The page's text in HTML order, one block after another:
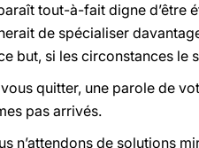
tout-à-fait digne d’être
de spécialiser
but, si les circonstances le
quitter, une parole de
pas arrivés.
n’attendons de solutions